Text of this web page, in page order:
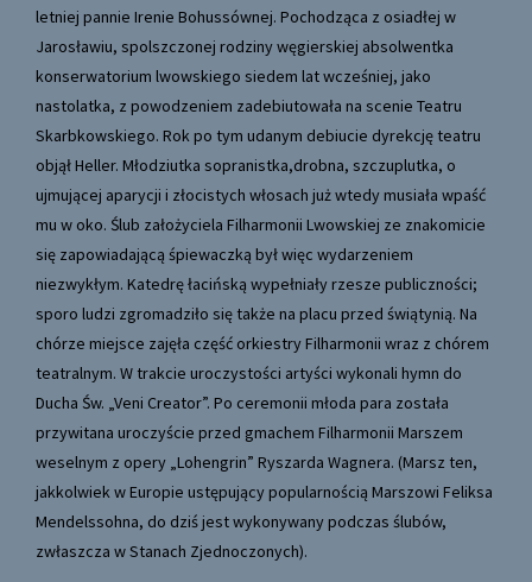
letniej pannie Irenie Bohussównej. Pochodząca z osiadłej w
Jarosławiu, spolszczonej rodziny węgierskiej absolwentka
konserwatorium lwowskiego siedem lat wcześniej, jako
nastolatka, z powodzeniem zadebiutowała na scenie Teatru
Skarbkowskiego. Rok po tym udanym debiucie dyrekcję teatru
objął Heller. Młodziutka sopranistka,drobna, szczuplutka, o
ujmującej aparycji i złocistych włosach już wtedy musiała wpaść
mu w oko. Ślub założyciela Filharmonii Lwowskiej ze znakomicie
się zapowiadającą śpiewaczką był więc wydarzeniem
niezwykłym. Katedrę łacińską wypełniały rzesze publiczności;
sporo ludzi zgromadziło się także na placu przed świątynią. Na
chórze miejsce zajęła część orkiestry Filharmonii wraz z chórem
teatralnym. W trakcie uroczystości artyści wykonali hymn do
Ducha Św. „Veni Creator”. Po ceremonii młoda para została
przywitana uroczyście przed gmachem Filharmonii Marszem
weselnym z opery „Lohengrin” Ryszarda Wagnera. (Marsz ten,
jakkolwiek w Europie ustępujący popularnością Marszowi Feliksa
Mendelssohna, do dziś jest wykonywany podczas ślubów,
zwłaszcza w Stanach Zjednoczonych).